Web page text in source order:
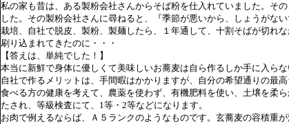
私の家も昔は、ある製粉会社さんからそば粉を仕入れていました。そ
した。その製粉会社さんに尋ねると、『季節が悪いから、しょうがな
栽培、自社で脱皮、製粉、製麺したら、１年通して、十割そばが切れ
刷り込まれてきたのに・・・
【答えは、単純でした！】
本当に新鮮で身体に優しくて美味しいお蕎麦は自ら作るしか手に入らな
自社で作るメリットは、手間暇はかかりますが、自分の希望通りの最
食べる方の健康を考えて、農薬を使わず、有機肥料を使い、土壌を柔
たされ、等級検査にて、1等・2等などになります。
お肉で例えるならば、Ａ５ランクのようなものです。玄蕎麦の容積重